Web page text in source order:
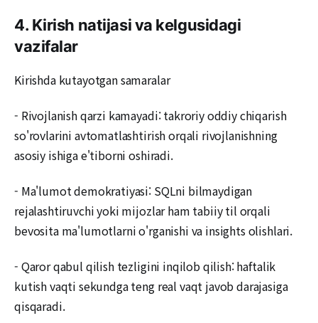
4. Kirish natijasi va kelgusidagi
vazifalar
Kirishda kutayotgan samaralar
- Rivojlanish qarzi kamayadi: takroriy oddiy chiqarish
so'rovlarini avtomatlashtirish orqali rivojlanishning
asosiy ishiga e'tiborni oshiradi.
- Ma'lumot demokratiyasi: SQLni bilmaydigan
rejalashtiruvchi yoki mijozlar ham tabiiy til orqali
bevosita ma'lumotlarni o'rganishi va insights olishlari.
- Qaror qabul qilish tezligini inqilob qilish: haftalik
kutish vaqti sekundga teng real vaqt javob darajasiga
qisqaradi.